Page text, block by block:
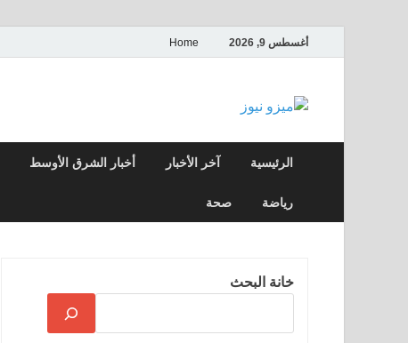
أغسطس 9, 2026 Home
ميزو نيوز
الرئيسية آخر الأخبار أخبار الشرق الأوسط
رياضة صحة
خانة البحث